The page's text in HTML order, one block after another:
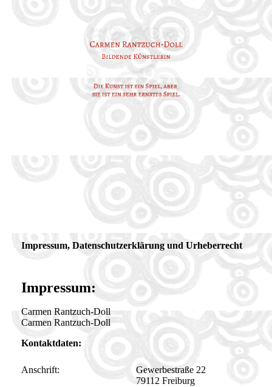
Impressum, Datenschutzerklärung und Urheberrecht
Impressum:
Carmen Rantzuch-Doll
Carmen Rantzuch-Doll
Kontaktdaten:
Anschrift:
Gewerbestraße 22
79112 Freiburg